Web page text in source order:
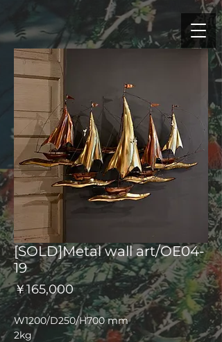
[SOLD]Metal wall art/OE04-
19
￥165,000価
格
W1200/D250/H700 mm
2kg